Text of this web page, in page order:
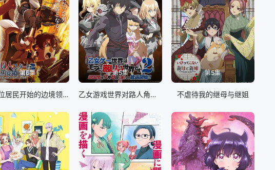
第6集
从0位居民开始的边境领主大人
第5集
乙女游戏世界对路人角色很不友好 第二季
第5集
不虐待我的继母与继姐